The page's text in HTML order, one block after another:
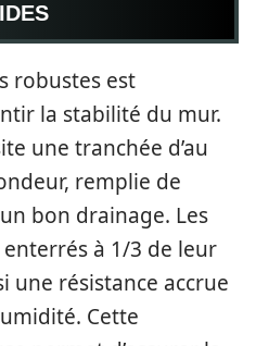
robustes est
la stabilité du mur.
une tranchée d’au
remplie de
bon drainage. Les
à 1/3 de leur
une résistance accrue
Cette